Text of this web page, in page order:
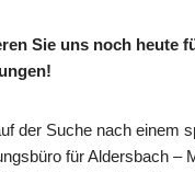
Sie uns noch heute
der Suche nach einem
für Aldersbach –